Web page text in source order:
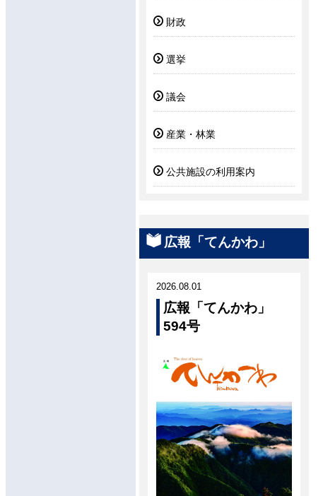
財政
選挙
議会
産業・林業
公共施設の利用案内
広報「てんかわ」
2026.08.01
広報「てんかわ」
594号